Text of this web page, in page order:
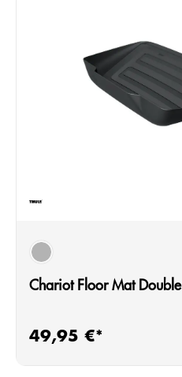
schwarz
Chariot Floor Mat Double
Regulärer Preis:
49,95 €*